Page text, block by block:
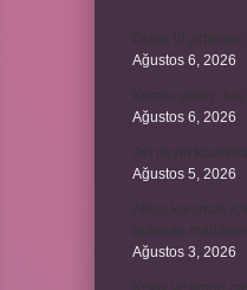
Ağustos 6, 2026
Ağustos 6, 2026
Ağustos 5, 2026
Ağustos 3, 2026